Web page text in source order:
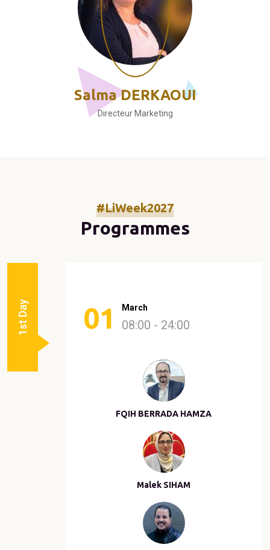
Salma DERKAOUI
Directeur Marketing
#LiWeek2027
Programmes
1st Day 01 March
08:00 - 24:00
FQIH BERRADA HAMZA
Malek SIHAM